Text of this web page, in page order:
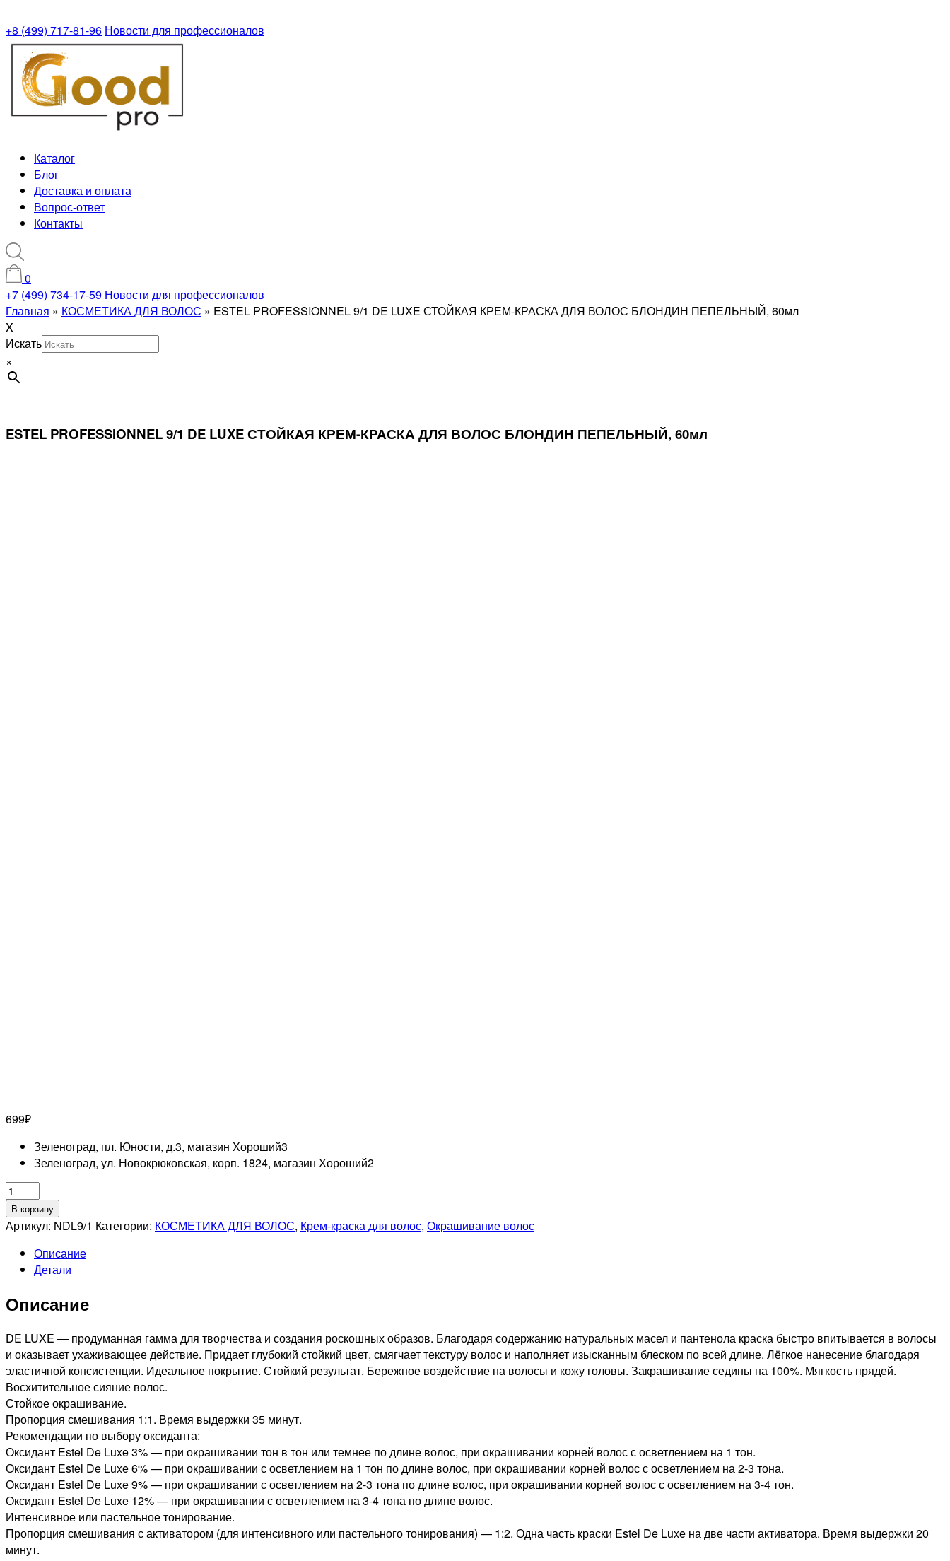
+8 (499) 717-81-96 Новости для профессионалов
Каталог
Блог
Доставка и оплата
Вопрос-ответ
Контакты
0
+7 (499) 734-17-59 Новости для профессионалов
Главная » КОСМЕТИКА ДЛЯ ВОЛОС » ESTEL PROFESSIONNEL 9/1 DE LUXE СТОЙКАЯ КРЕМ-КРАСКА ДЛЯ ВОЛОС БЛОНДИН ПЕПЕЛЬНЫЙ, 60мл
X
Искать
×
ESTEL PROFESSIONNEL 9/1 DE LUXE СТОЙКАЯ КРЕМ-КРАСКА ДЛЯ ВОЛОС БЛОНДИН ПЕПЕЛЬНЫЙ, 60мл
699₽
Зеленоград, пл. Юности, д.3, магазин Хороший3
Зеленоград, ул. Новокрюковская, корп. 1824, магазин Хороший2
Количество
товара
ESTEL
DE
СТОЙКАЯ
КРАСКА
ДЛЯ
ВОЛОС
БЛОНДИН
ПЕПЕЛЬНЫЙ,
60мл
В корзину
Артикул: NDL9/1 Категории: КОСМЕТИКА ДЛЯ ВОЛОС, Крем-краска для волос, Окрашивание волос
Описание
Детали
Описание
DE LUXE — продуманная гамма для творчества и создания роскошных образов. Благодаря содержанию натуральных масел и пантенола краска быстро впитывается в волосы
и оказывает ухаживающее действие. Придает глубокий стойкий цвет, смягчает текстуру волос и наполняет изысканным блеском по всей длине. Лёгкое нанесение благодаря
эластичной консистенции. Идеальное покрытие. Стойкий результат. Бережное воздействие на волосы и кожу головы. Закрашивание седины на 100%. Мягкость прядей.
Восхитительное сияние волос.
Стойкое окрашивание.
Пропорция смешивания 1:1. Время выдержки 35 минут.
Рекомендации по выбору оксиданта:
Оксидант Estel De Luxe 3% — при окрашивании тон в тон или темнее по длине волос, при окрашивании корней волос с осветлением на 1 тон.
Оксидант Estel De Luxe 6% — при окрашивании с осветлением на 1 тон по длине волос, при окрашивании корней волос с осветлением на 2-3 тона.
Оксидант Estel De Luxe 9% — при окрашивании с осветлением на 2-3 тона по длине волос, при окрашивании корней волос с осветлением на 3-4 тон.
Оксидант Estel De Luxe 12% — при окрашивании с осветлением на 3-4 тона по длине волос.
Интенсивное или пастельное тонирование.
Пропорция смешивания с активатором (для интенсивного или пастельного тонирования) — 1:2. Одна часть краски Estel De Luxe на две части активатора. Время выдержки 20
минут.